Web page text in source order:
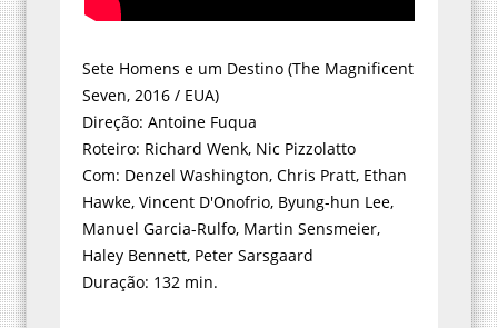
Sete Homens e um Destino (The Magnificent
Seven, 2016 / EUA)
Direção: Antoine Fuqua
Roteiro: Richard Wenk, Nic Pizzolatto
Com: Denzel Washington, Chris Pratt, Ethan
Hawke, Vincent D'Onofrio, Byung-hun Lee,
Manuel Garcia-Rulfo, Martin Sensmeier,
Haley Bennett, Peter Sarsgaard
Duração: 132 min.